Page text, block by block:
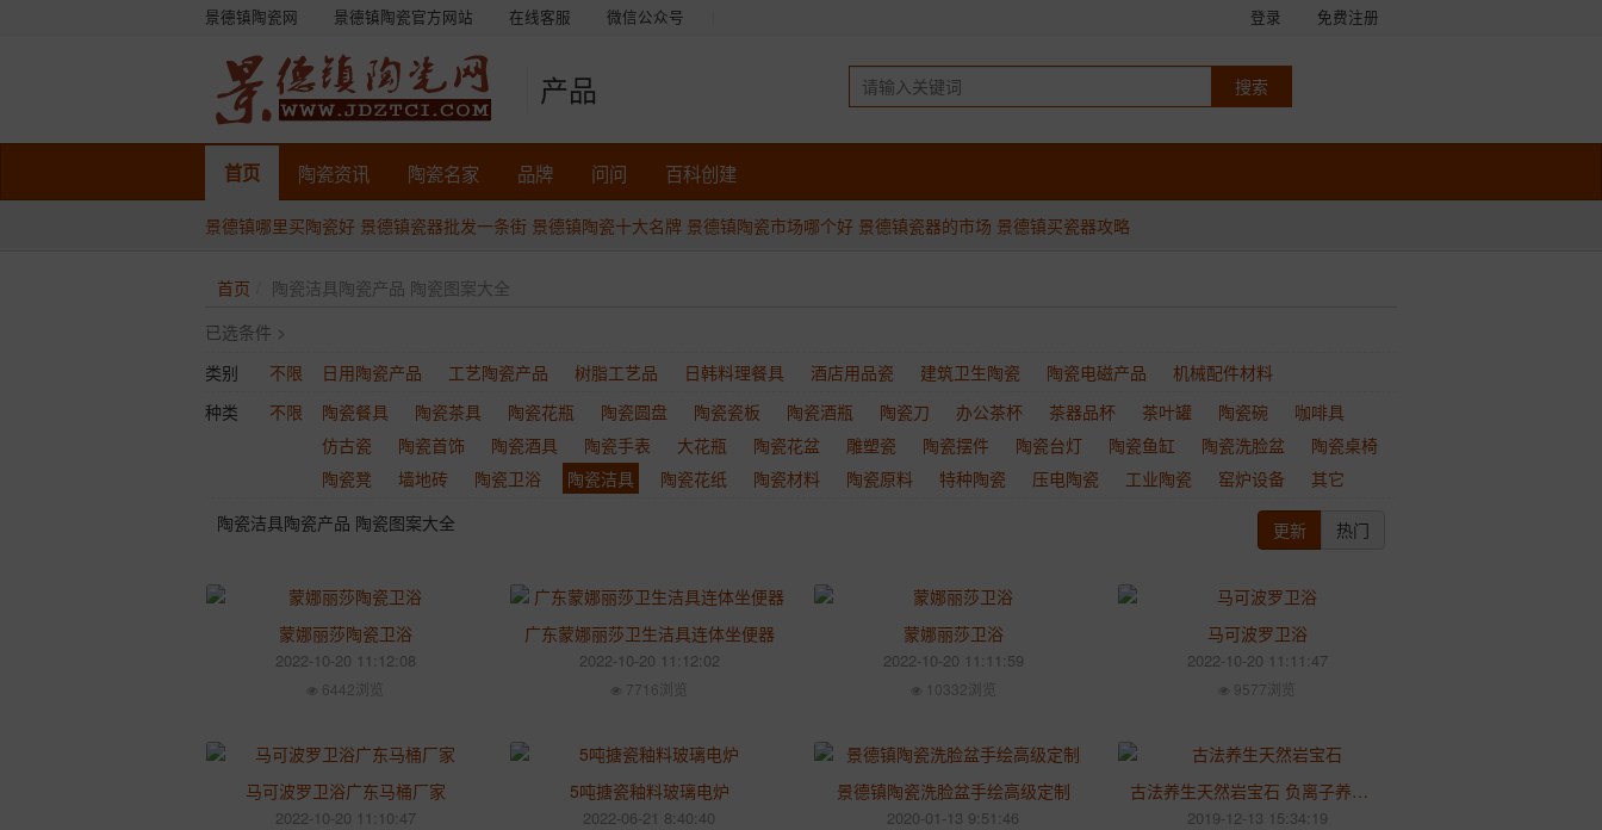
景德镇陶瓷网 景德镇陶瓷官方网站 在线客服 微信公众号 登录 免费注册
产品
首页 陶瓷资讯 陶瓷名家 品牌 问问 百科创建
景德镇哪里买陶瓷好 景德镇瓷器批发一条街 景德镇陶瓷十大名牌 景德镇陶瓷市场哪个好 景德镇瓷器的市场 景德镇买瓷器攻略
首页
陶瓷洁具陶瓷产品 陶瓷图案大全
已选条件 >
类别
不限 日用陶瓷产品 工艺陶瓷产品 树脂工艺品 日韩料理餐具 酒店用品瓷 建筑卫生陶瓷 陶瓷电磁产品
机械配件材料
种类
不限 陶瓷餐具 陶瓷茶具 陶瓷花瓶 陶瓷圆盘 陶瓷瓷板 陶瓷酒瓶 陶瓷刀 办公茶杯 茶器品杯 茶叶罐 陶瓷碗
咖啡具
仿古瓷
陶瓷首饰 陶瓷酒具 陶瓷手表 大花瓶 陶瓷花盆 雕塑瓷 陶瓷摆件 陶瓷台灯 陶瓷鱼缸 陶瓷洗脸盆
陶瓷桌椅
陶瓷凳
墙地砖 陶瓷卫浴 陶瓷洁具 陶瓷花纸 陶瓷材料 陶瓷原料 特种陶瓷 压电陶瓷 工业陶瓷 窑炉设备 其它
更新 热门
陶瓷洁具陶瓷产品 陶瓷图案大全
蒙娜丽莎陶瓷卫浴
2022-10-20 11:12:08
6442浏览
广东蒙娜丽莎卫生洁具连体坐便器
2022-10-20 11:12:02
7716浏览
蒙娜丽莎卫浴
2022-10-20 11:11:59
10332浏览
马可波罗卫浴
2022-10-20 11:11:47
9577浏览
马可波罗卫浴广东马桶厂家
2022-10-20 11:10:47
5吨搪瓷釉料玻璃电炉
2022-06-21 8:40:40
景德镇陶瓷洗脸盆手绘高级定制
2020-01-13 9:51:46
古法养生天然岩宝石 负离子养生瓮 汗蒸美容养生厂家直销终生质保
2019-12-13 15:34:19